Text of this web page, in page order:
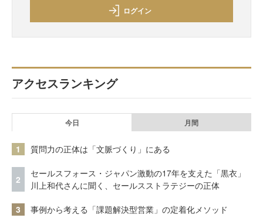
ログイン
アクセスランキング
今日 月間
1 質問力の正体は「文脈づくり」にある
2
セールスフォース・ジャパン激動の17年を支えた「黒衣」
川上和代さんに聞く、セールスストラテジーの正体
3 事例から考える「課題解決型営業」の定着化メソッド